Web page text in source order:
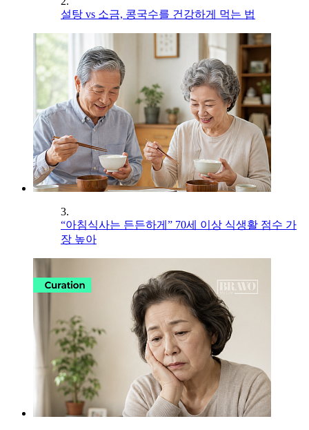
설탕 vs 소금, 콩국수를 건강하게 먹는 법
3.
“아침식사는 든든하게” 70세 이상 식생활 점수 가
장 높아